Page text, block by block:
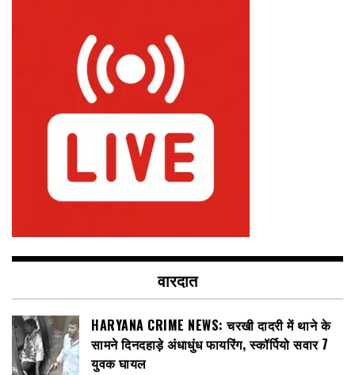
वारदात
HARYANA CRIME NEWS: चरखी दादरी में थाने के
सामने दिनदहाड़े अंधाधुंध फायरिंग, स्कॉर्पियो सवार 7
युवक घायल